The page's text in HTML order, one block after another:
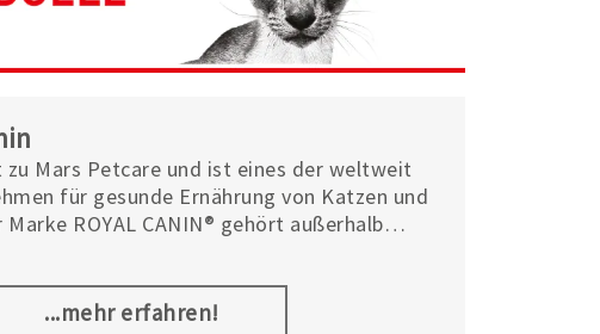
zu Mars Petcare und ist eines der weltweit
für gesunde Ernährung von Katzen und
Marke ROYAL CANIN® gehört außerhalb
zum Unternehmen Royal Canin.
...mehr erfahren!